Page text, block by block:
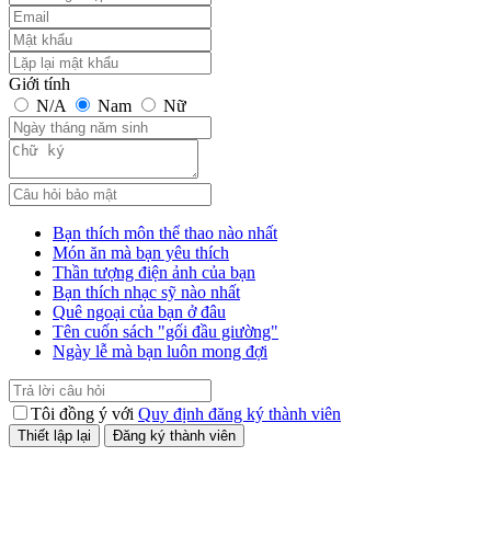
Giới tính
N/A
Nam Nữ
Bạn thích môn thể thao nào nhất
Món ăn mà bạn yêu thích
Thần tượng điện ảnh của bạn
Bạn thích nhạc sỹ nào nhất
Quê ngoại của bạn ở đâu
Tên cuốn sách "gối đầu giường"
Ngày lễ mà bạn luôn mong đợi
Tôi đồng ý với Quy định đăng ký thành viên